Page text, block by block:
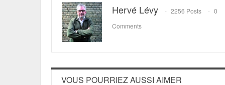
Hervé Lévy 2256 Posts
0
Comments
VOUS POURRIEZ AUSSI AIMER